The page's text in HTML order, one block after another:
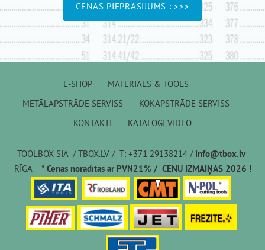
​CENAS PIEPRASĪJUMS : >>>​
E-SHOP
MATERIALS & TOOLS
METĀLAPSTRĀDE SERVISS
KOKAPSTRĀDE SERVISS
KONTAKTI
KATALOGI VIDEO
TOOLBOX SIA / TBOX.LV / T: +371 29138214 / info@tbox.lv
RĪGA * Cenas norādītas ar PVN21% / CENU IZMAIŅAS 2026 !